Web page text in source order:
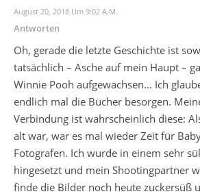
August 20, 2018 Um 9:02 A.m.
Antworten
Oh, gerade die letzte Geschichte ist
tatsächlich – Asche auf mein Haupt –
Winnie Pooh aufgewachsen… Ich
endlich mal die Bücher besorgen.
Verbindung ist wahrscheinlich diese:
alt war, war es mal wieder Zeit für
Fotografen. Ich wurde in einem sehr
hingesetzt und mein Shootingpartner
finde die Bilder noch heute zuckersüß